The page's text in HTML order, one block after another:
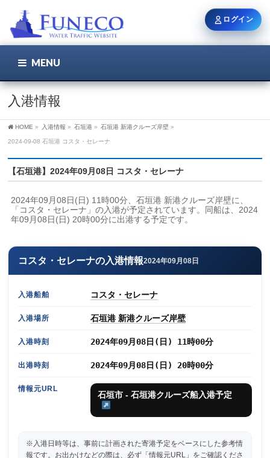
MENU
入港情報
HOME » 入港情報 » 石垣港 » 石垣港 新港クルーズ岸壁 »
2024-09-08 石垣港 コスタ・セレーナ
【石垣港】2024年09月08日 コスタ・セレーナ
2024年09月08日(日) 11時00分、石垣港 新港クルーズ岸壁に、
「コスタ・セレーナ」の入港が予定されています。同船は、2024
年09月08日(日) 20時00分に出港する予定です。
コスタ・セレーナの入港情報2024年09月08日
入港船舶 コスタ・セレーナ
入港場所 石垣港 新港クルーズ岸壁
入港時刻 2024年09月08日(日) 11時00分
出港時刻 2024年09月08日(日) 20時00分
情報元URL
石垣市 - 石垣港クルーズ船入港予定
※入港日時等は、事前に計画された寄港予定をベースにした参考情
報です。お出かけなどの際は、必ず「情報元URL」をご確認くださ
ログイン
ユーザー名 / メール
新規登録 パスワードを忘れた方